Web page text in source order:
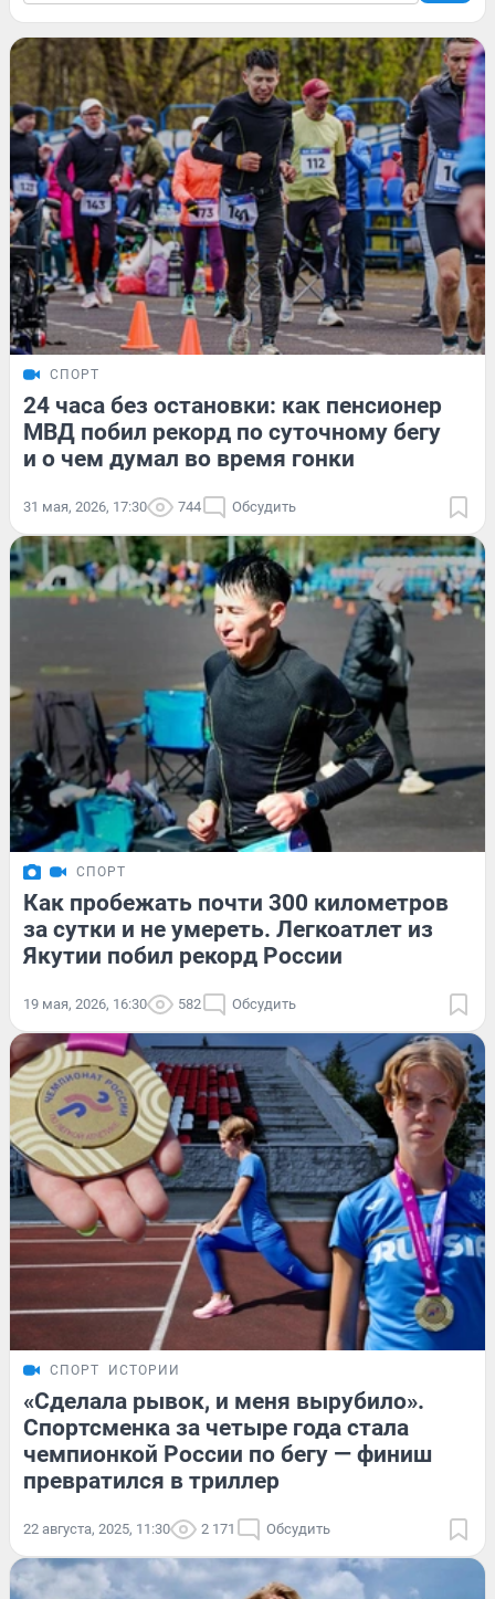
СПОРТ
24 часа без остановки: как пенсионер
МВД побил рекорд по суточному бегу
и о чем думал во время гонки
31 мая, 2026, 17:30 744 Обсудить
СПОРТ
Как пробежать почти 300 километров
за сутки и не умереть. Легкоатлет из
Якутии побил рекорд России
19 мая, 2026, 16:30 582 Обсудить
СПОРТ ИСТОРИИ
«Сделала рывок, и меня вырубило».
Спортсменка за четыре года стала
чемпионкой России по бегу — финиш
превратился в триллер
22 августа, 2025, 11:30 2 171 Обсудить